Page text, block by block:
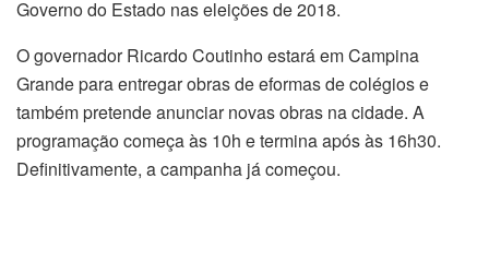
Governo do Estado nas eleições de 2018.
O governador Ricardo Coutinho estará em Campina
Grande para entregar obras de eformas de colégios e
também pretende anunciar novas obras na cidade. A
programação começa às 10h e termina após às 16h30.
Definitivamente, a campanha já começou.